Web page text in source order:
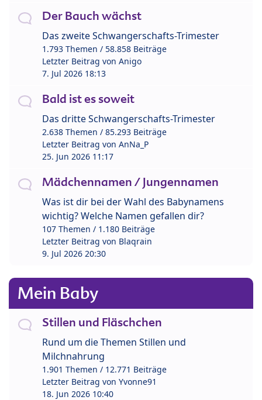
Der Bauch wächst
Das zweite Schwangerschafts-Trimester
1.793 Themen / 58.858 Beiträge
Letzter Beitrag von Anigo
7. Jul 2026 18:13
Bald ist es soweit
Das dritte Schwangerschafts-Trimester
2.638 Themen / 85.293 Beiträge
Letzter Beitrag von AnNa_P
25. Jun 2026 11:17
Mädchennamen / Jungennamen
Was ist dir bei der Wahl des Babynamens
wichtig? Welche Namen gefallen dir?
107 Themen / 1.180 Beiträge
Letzter Beitrag von Blaqrain
9. Jul 2026 20:30
Mein Baby
Stillen und Fläschchen
Rund um die Themen Stillen und
Milchnahrung
1.901 Themen / 12.771 Beiträge
Letzter Beitrag von Yvonne91
18. Jun 2026 10:40